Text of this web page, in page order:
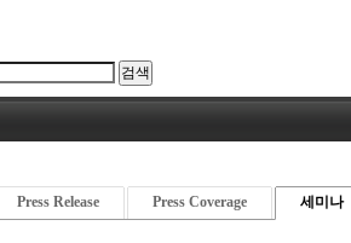
Press Release Press Coverage 세미나